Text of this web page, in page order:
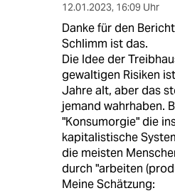
12.01.2023, 16:09 Uhr
Danke für den
Schlimm ist das.
Die Idee der
gewaltigen Risiken
Jahre alt, aber das
jemand wahrhaben.
"Konsumorgie" die
kapitalistische
die meisten
durch "arbeiten
Meine Schätzung: